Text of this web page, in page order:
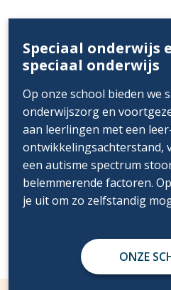
Speciaal onderwijs
speciaal onderwijs
Op onze school bieden we
onderwijszorg en
aan leerlingen met een
ontwikkelingsachterstand,
een autisme spectrum
belemmerende factoren.
je uit om zo zelfstandig
ONZE